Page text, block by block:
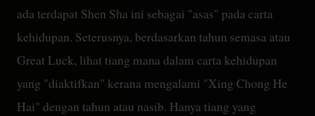
ada terdapat Shen Sha ini sebagai "asas" pada carta
kehidupan. Seterusnya, berdasarkan tahun semasa atau
Great Luck, lihat tiang mana dalam carta kehidupan
yang "diaktifkan" kerana mengalami "Xing Chong He
Hai" dengan tahun atau nasib. Hanya tiang yang